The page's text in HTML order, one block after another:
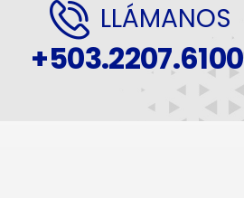
LLÁMANOS
+503.2207.6100